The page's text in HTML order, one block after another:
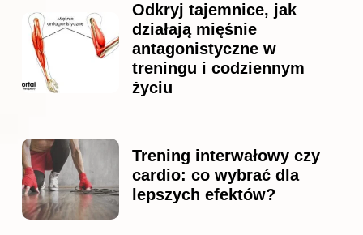
Odkryj tajemnice, jak
działają mięśnie
antagonistyczne w
treningu i codziennym
życiu
Trening interwałowy czy
cardio: co wybrać dla
lepszych efektów?